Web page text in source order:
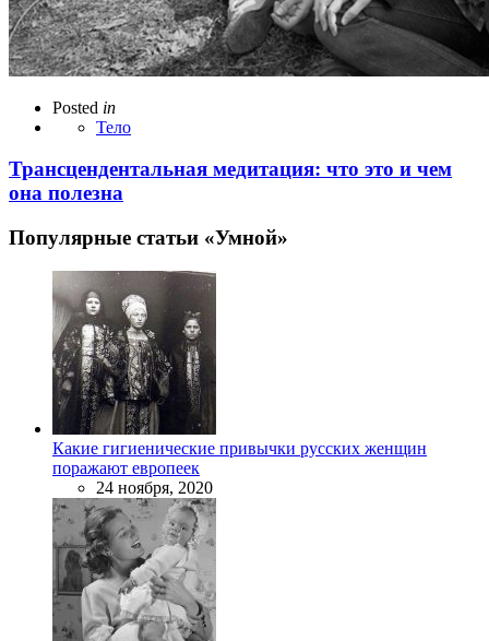
Posted in
Тело
Трансцендентальная медитация: что это и чем
она полезна
Популярные статьи «Умной»
Какие гигиенические привычки русских женщин
поражают европеек
24 ноября, 2020